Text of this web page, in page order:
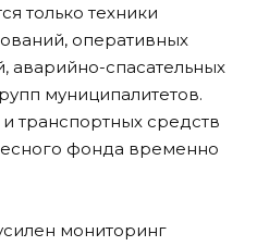
только техники
оперативных
аварийно-спасательных
муниципалитетов.
транспортных средств
фонда временно
мониторинг